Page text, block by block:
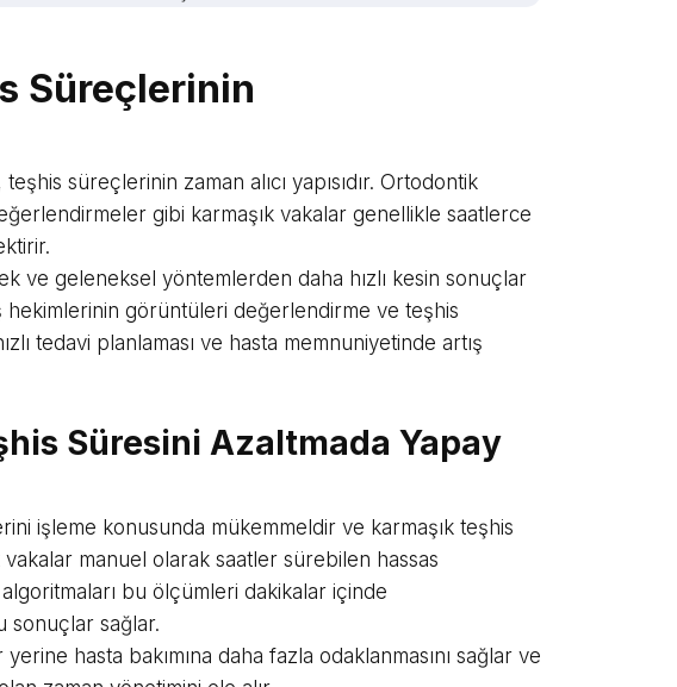
Süreçlerinin
süreçlerinin zaman alıcı yapısıdır. Ortodontik
gibi karmaşık vakalar genellikle saatlerce
ve geleneksel yöntemlerden daha hızlı kesin sonuçlar
hekimlerinin görüntüleri değerlendirme ve teşhis
tedavi planlaması ve hasta memnuniyetinde artış
Süresini Azaltmada Yapay
işleme konusunda mükemmeldir ve karmaşık teşhis
manuel olarak saatler sürebilen hassas
bu ölçümleri dakikalar içinde
sonuçlar sağlar.
hasta bakımına daha fazla odaklanmasını sağlar ve